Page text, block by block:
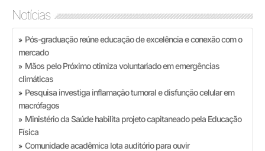
Notícias
» Pós-graduação reúne educação de excelência e conexão com o
mercado
» Mãos pelo Próximo otimiza voluntariado em emergências
climáticas
» Pesquisa investiga inflamação tumoral e disfunção celular em
macrófagos
» Ministério da Saúde habilita projeto capitaneado pela Educação
Física
» Comunidade acadêmica lota auditório para ouvir